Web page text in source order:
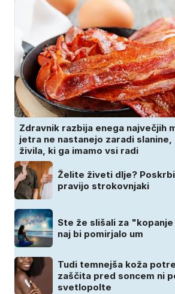
Zdravnik razbija enega največjih
jetra ne nastanejo zaradi
živila, ki ga imamo vsi radi
Želite živeti dlje?
pravijo strokovnjaki
Ste že slišali za
naj bi pomirjalo um
Tudi temnejša koža
zaščita pred soncem ni
svetlopolte